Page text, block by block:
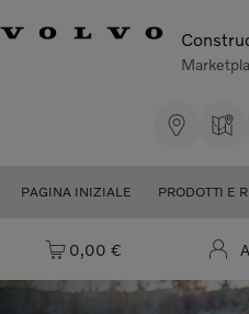
PAGINA INIZIALE PRODOTTI E
Carrello: vuoto
0,00 €